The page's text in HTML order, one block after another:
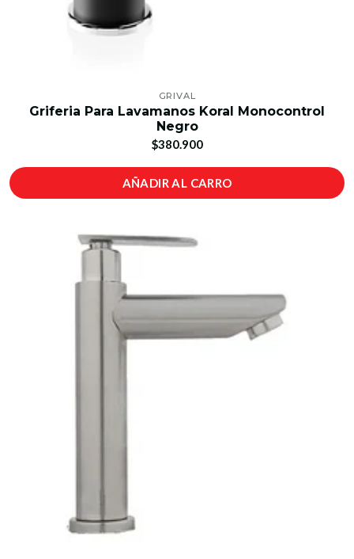
GRIVAL
Griferia Para Lavamanos Koral Monocontrol
Negro
$380.900
AÑADIR AL CARRO